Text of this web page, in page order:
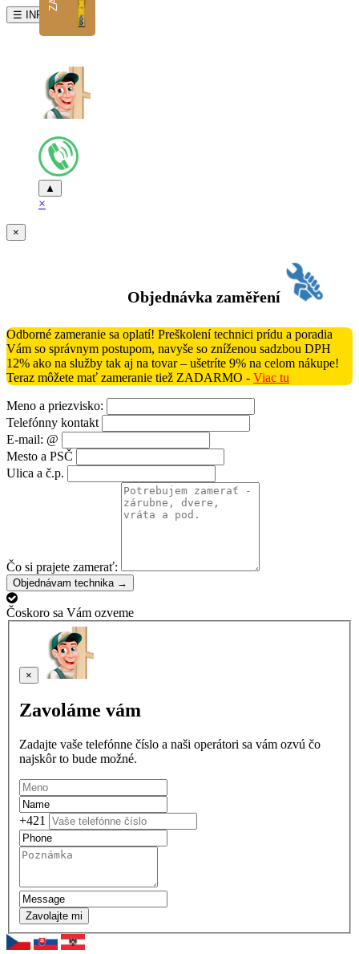
☰ INFO
▲
×
×
Objednávka zaměření
Odborné zameranie sa oplatí! Preškolení technici prídu a poradia
Vám so správnym postupom, navyše so zníženou sadzbou DPH
12% ako na služby tak aj na tovar – ušetríte 9% na celom nákupe!
Teraz môžete mať zameranie tiež ZADARMO - Viac tu
Meno a priezvisko:
Telefónny kontakt
E-mail: @
Mesto a PSČ
Ulica a č.p.
Čo si prajete zamerať:
Objednávam technika →
Čoskoro sa Vám ozveme
×
Zavoláme vám
Zadajte vaše telefónne číslo a naši operátori sa vám ozvú čo
najskôr to bude možné.
+421
Zavolajte mi